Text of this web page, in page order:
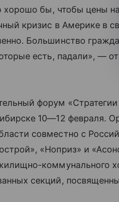
хорошо бы, чтобы цены
кризис в Америке в
Большинство
есть, падали», —
форум
10—12 февраля.
совместно с
«Ноприз» и
коммунального
секций,